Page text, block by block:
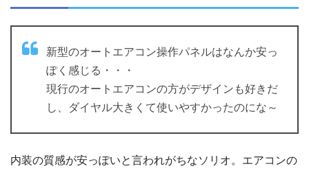
新型のオートエアコン操作パネルはなんか安っ
ぽく感じる・・・
現行のオートエアコンの方がデザインも好きだ
し、ダイヤル大きくて使いやすかったのにな～
内装の質感が安っぽいと言われがちなソリオ。エアコンの